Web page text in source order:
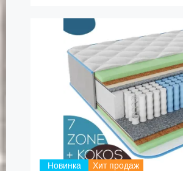
Новинка Хит продаж